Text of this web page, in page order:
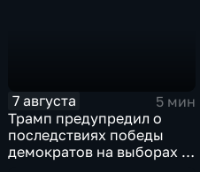
7 августа
5 мин
Трамп предупредил о
последствиях победы
демократов на выборах в